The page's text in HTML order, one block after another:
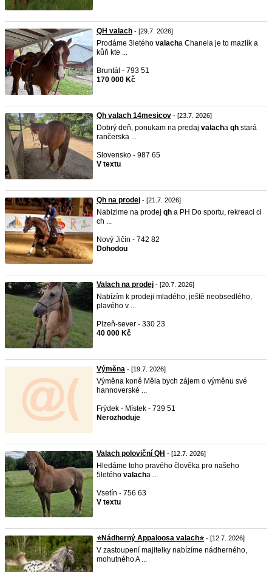
QH valach - [29.7. 2026]
Prodáme 3letého valacha Chanela je to mazlík a
kůň kte ...
Bruntál - 793 51
170 000 Kč
Qh valach 14mesicov - [23.7. 2026]
Dobrý deň, ponukam na predaj valacha qh stará
rančerska ...
Slovensko - 987 65
V textu
Qh na prodej - [21.7. 2026]
Nabizime na prodej qh a PH Do sportu, rekreaci ci
ch ...
Nový Jičín - 742 82
Dohodou
Valach na prodej - [20.7. 2026]
Nabízím k prodeji mladého, ještě neobsedlého,
plavého v ...
Plzeň-sever - 330 23
40 000 Kč
Výměna - [19.7. 2026]
Výměna koně Měla bych zájem o výměnu své
hannoverské ...
Frýdek - Místek - 739 51
Nerozhoduje
Valach poloviční QH - [12.7. 2026]
Hledáme toho pravého člověka pro našeho
5letého valacha ...
Vsetín - 756 63
V textu
⭐Nádherný Appaloosa valach⭐- [12.7. 2026]
V zastoupení majitelky nabízíme nádherného,
mohutného A ...